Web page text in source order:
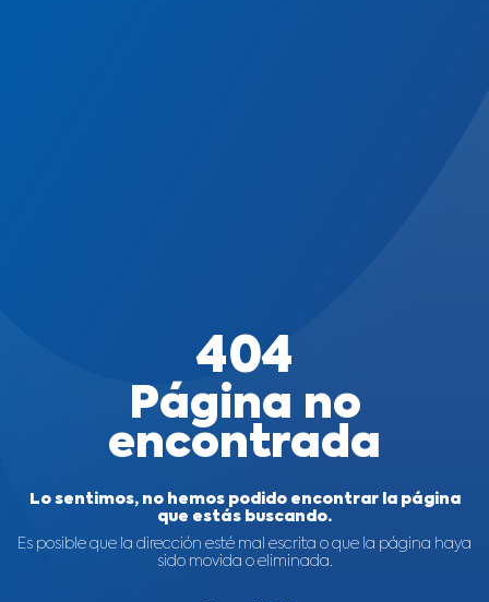
404
Página no
encontrada
Lo sentimos, no hemos podido encontrar la página
que estás buscando.
Es posible que la dirección esté mal escrita o que la página haya
sido movida o eliminada.